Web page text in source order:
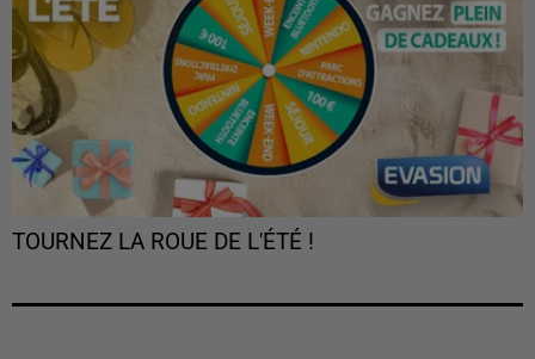
TOURNEZ LA ROUE DE L'ÉTÉ !